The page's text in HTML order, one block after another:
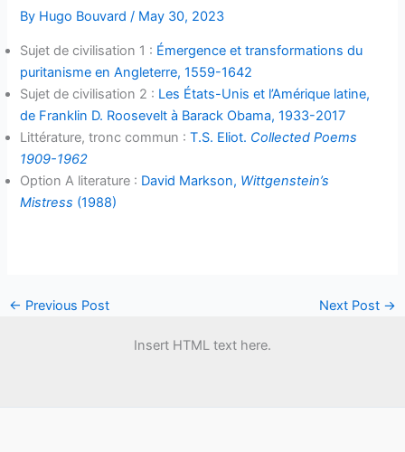
By Hugo Bouvard/ May 30, 2023
Sujet de civilisation 1 : Émergence et transformations du
puritanisme en Angleterre, 1559-1642
Sujet de civilisation 2 : Les États-Unis et l’Amérique latine,
de Franklin D. Roosevelt à Barack Obama, 1933-2017
Littérature, tronc commun :T.S. Eliot. Collected Poems
1909-1962
Option A literature : David Markson, Wittgenstein’s
Mistress (1988)
← Previous Post Next Post →
Insert HTML text here.